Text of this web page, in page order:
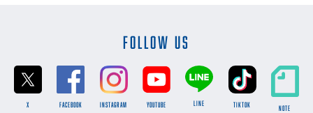
FOLLOW US
X FACEBOOK INSTAGRAM YOUTUBE LINE TikTok NOTE